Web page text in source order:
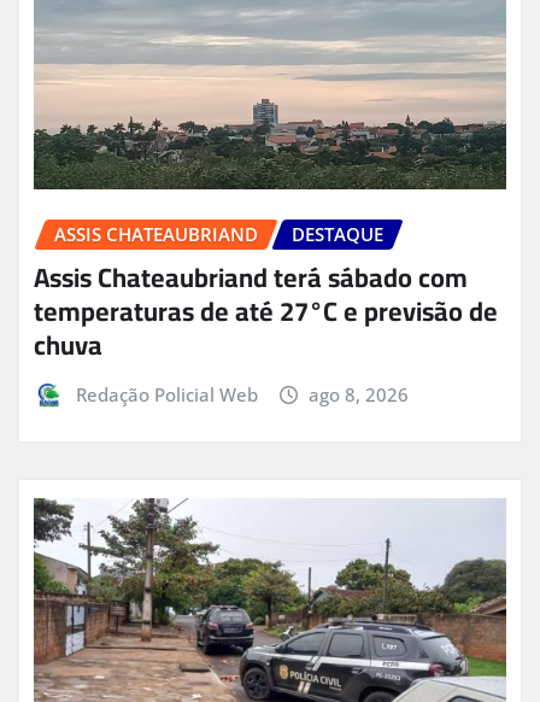
ASSIS CHATEAUBRIAND DESTAQUE
Assis Chateaubriand terá sábado com
temperaturas de até 27°C e previsão de
chuva
Redação Policial Web ago 8, 2026